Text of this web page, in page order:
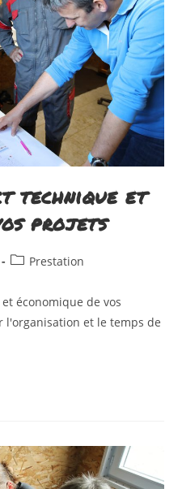
technique et
projets
PostPrestation
économique de vos
l'organisation et le temps de